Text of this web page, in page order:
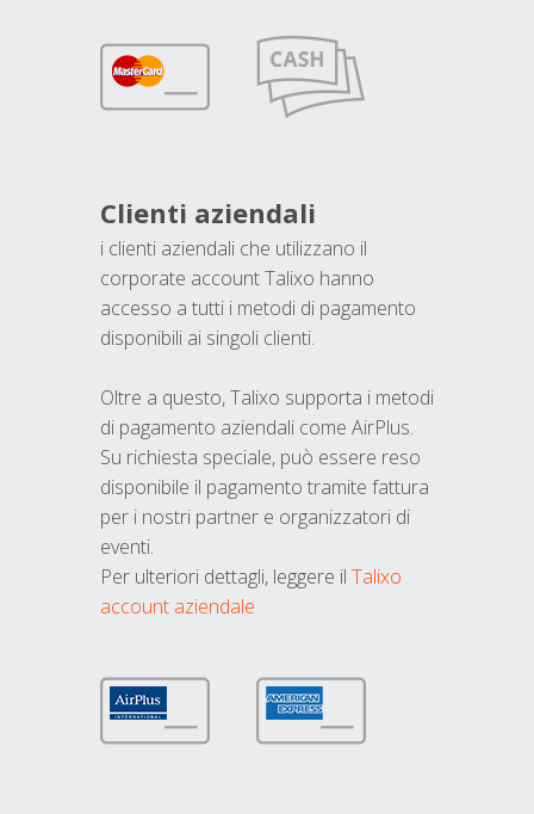
Clienti aziendali
i clienti aziendali che utilizzano il
corporate account Talixo hanno
accesso a tutti i metodi di pagamento
disponibili ai singoli clienti.
Oltre a questo, Talixo supporta i metodi
di pagamento aziendali come AirPlus.
Su richiesta speciale, può essere reso
disponibile il pagamento tramite fattura
per i nostri partner e organizzatori di
eventi.
Per ulteriori dettagli, leggere il Talixo
account aziendale